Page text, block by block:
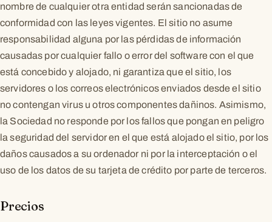
nombre de cualquier otra entidad serán sancionadas de
conformidad con las leyes vigentes. El sitio no asume
responsabilidad alguna por las pérdidas de información
causadas por cualquier fallo o error del software con el que
está concebido y alojado, ni garantiza que el sitio, los
servidores o los correos electrónicos enviados desde el sitio
no contengan virus u otros componentes dañinos. Asimismo,
la Sociedad no responde por los fallos que pongan en peligro
la seguridad del servidor en el que está alojado el sitio, por los
daños causados a su ordenador ni por la interceptación o el
uso de los datos de su tarjeta de crédito por parte de terceros.
Precios